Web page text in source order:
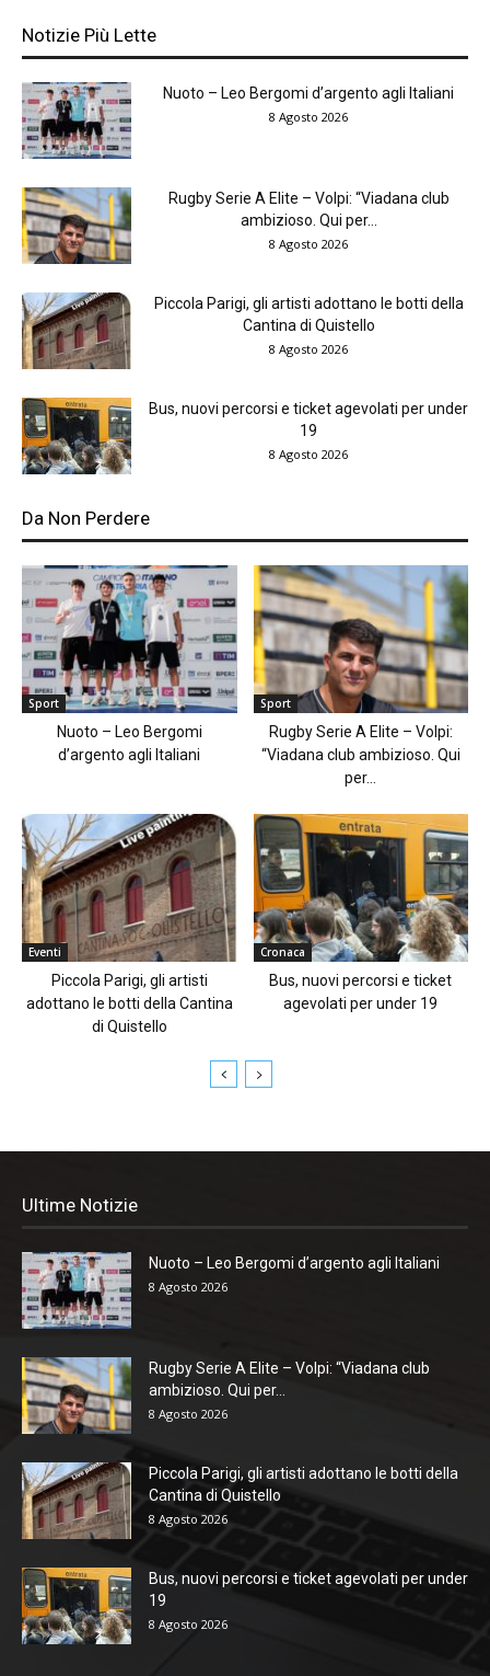
Notizie Più Lette
Nuoto – Leo Bergomi d’argento agli Italiani
8 Agosto 2026
Rugby Serie A Elite – Volpi: “Viadana club
ambizioso. Qui per...
8 Agosto 2026
Piccola Parigi, gli artisti adottano le botti della
Cantina di Quistello
8 Agosto 2026
Bus, nuovi percorsi e ticket agevolati per under
19
8 Agosto 2026
Da Non Perdere
Sport
Nuoto – Leo Bergomi
d’argento agli Italiani
Sport
Rugby Serie A Elite – Volpi:
“Viadana club ambizioso. Qui
per...
Eventi
Piccola Parigi, gli artisti
adottano le botti della Cantina
di Quistello
Cronaca
Bus, nuovi percorsi e ticket
agevolati per under 19
Ultime Notizie
Nuoto – Leo Bergomi d’argento agli Italiani
8 Agosto 2026
Rugby Serie A Elite – Volpi: “Viadana club
ambizioso. Qui per...
8 Agosto 2026
Piccola Parigi, gli artisti adottano le botti della
Cantina di Quistello
8 Agosto 2026
Bus, nuovi percorsi e ticket agevolati per under
19
8 Agosto 2026